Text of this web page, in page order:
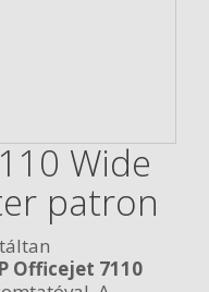
Wide
patron
Officejet 7110